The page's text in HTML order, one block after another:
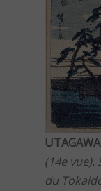
(14e
du